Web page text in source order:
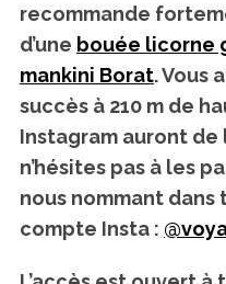
recommande
d’une bouée licorne
mankini Borat. Vous
succès à 210 m de
Instagram auront de
n’hésites pas à les
nous nommant
compte Insta :